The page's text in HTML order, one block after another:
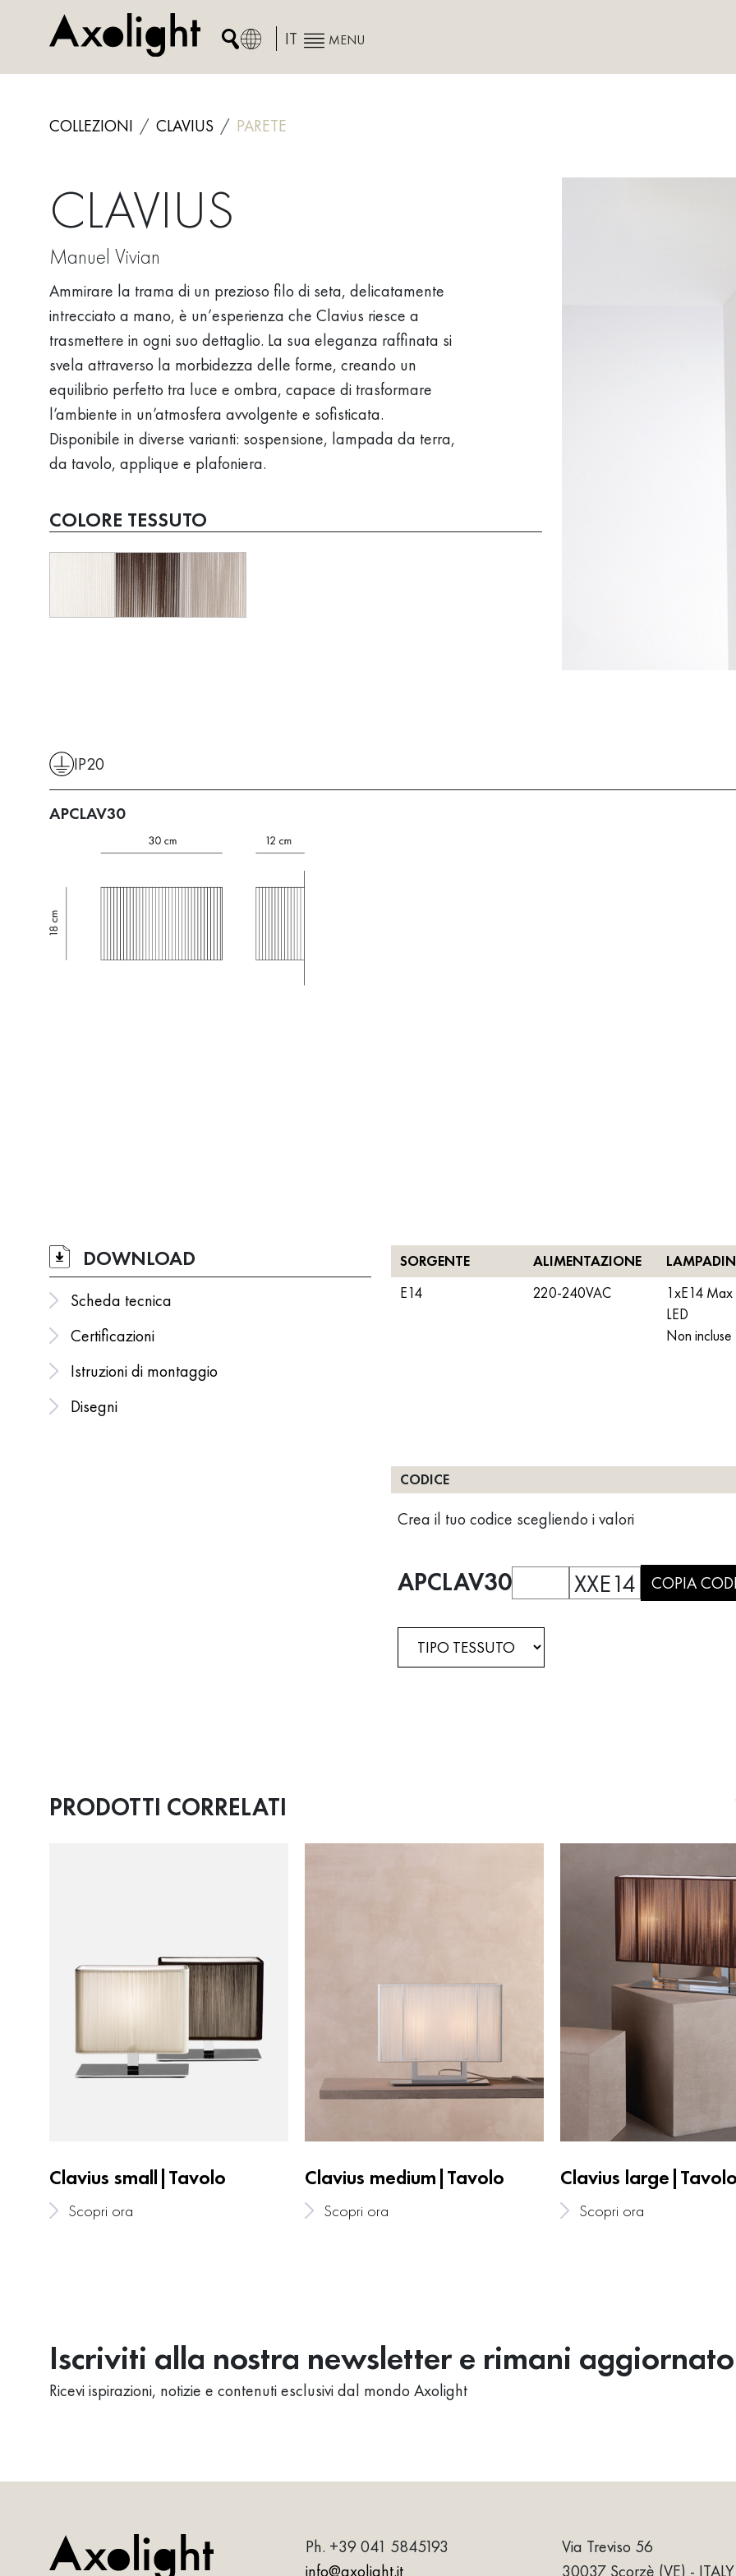
IT MENU
COLLEZIONI CLAVIUS PARETE
CLAVIUS
Manuel Vivian
Ammirare la trama di un prezioso filo di seta, delicatamente
intrecciato a mano, è un’esperienza che Clavius riesce a
trasmettere in ogni suo dettaglio. La sua eleganza raffinata si
svela attraverso la morbidezza delle forme, creando un
equilibrio perfetto tra luce e ombra, capace di trasformare
l’ambiente in un’atmosfera avvolgente e sofisticata.
Disponibile in diverse varianti: sospensione, lampada da terra,
da tavolo, applique e plafoniera.
COLORE TESSUTO
IP20
APCLAV30
DOWNLOAD
Scheda tecnica
Certificazioni
Istruzioni di montaggio
Disegni
SORGENTE ALIMENTAZIONE
E14
220-240VAC
1xE14
LED
Non incluse
CODICE
Crea il tuo codice scegliendo i valori
APCLAV30 XXE14 COPIA
PRODOTTI CORRELATI
Clavius small|Tavolo
Scopri ora
Clavius medium|Tavolo
Scopri ora
Clavius large|Tavolo
Scopri ora
Iscriviti alla nostra newsletter e rimani aggiornato
Ricevi ispirazioni, notizie e contenuti esclusivi dal mondo Axolight
Ph. +39 041 5845193
info@axolight.it
Via Treviso 56
30037 Scorzè (VE) - ITALY